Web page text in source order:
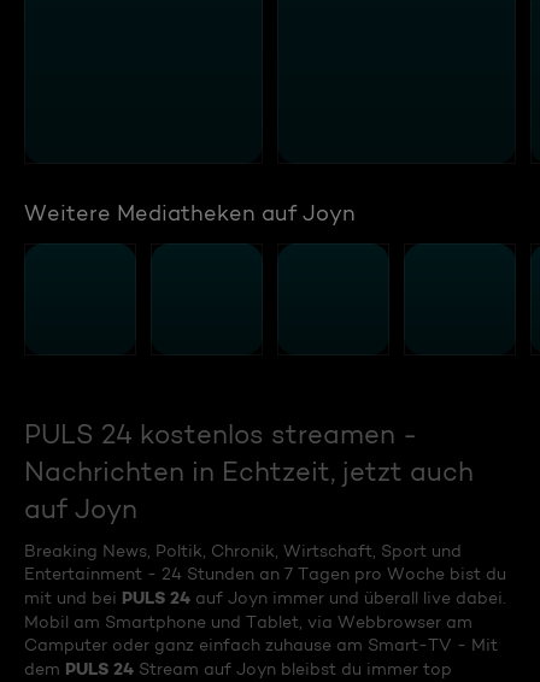
Weitere Mediatheken auf Joyn
PULS 24 kostenlos streamen -
Nachrichten in Echtzeit, jetzt auch
auf Joyn
Breaking News, Poltik, Chronik, Wirtschaft, Sport und
Entertainment - 24 Stunden an 7 Tagen pro Woche bist du
mit und bei PULS 24 auf Joyn immer und überall live dabei.
Mobil am Smartphone und Tablet, via Webbrowser am
Camputer oder ganz einfach zuhause am Smart-TV - Mit
dem PULS 24 Stream auf Joyn bleibst du immer top